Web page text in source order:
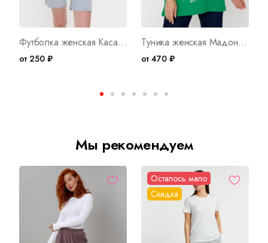
Футболка женская Каса Бланка Арт. 9397
от 250 ₽
Туника женская Мадонна Е Арт. 9315
от 470 ₽
Мы рекомендуем
Осталось мало
Скидка